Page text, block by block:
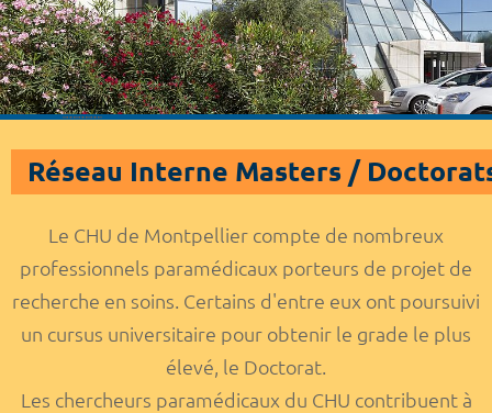
Réseau Interne Masters /
Le CHU de Montpellier compte de nombreux
professionnels paramédicaux porteurs de projet de
recherche en soins. Certains d'entre eux ont poursuivi
un cursus universitaire pour obtenir le grade le plus
élevé, le Doctorat.
Les chercheurs paramédicaux du CHU contribuent à